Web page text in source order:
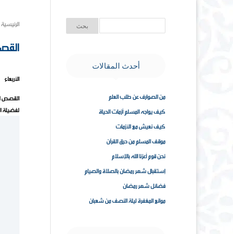
الرئيسية
الأربعاء ۲۰ ربيع الأول ۱٤٤۰ هـ الموافق ۲۸ نوفمبر ۲۰۱۸ مـ |
القصص
لفضيلة
أحدث المقالات
من الصوارف عن طلب العلم
كيف يواجه المسلم أزمات الحياة
كيف نعيش مع الأزمات
موقف المسلم من حرق القرآن
نحن قوم أعزنا الله بالإسلام
إستقبال شهر رمضان بالصلاة والصيام
فضائل شهر رمضان
موانع المغفرة ليلة النصف من شعبان